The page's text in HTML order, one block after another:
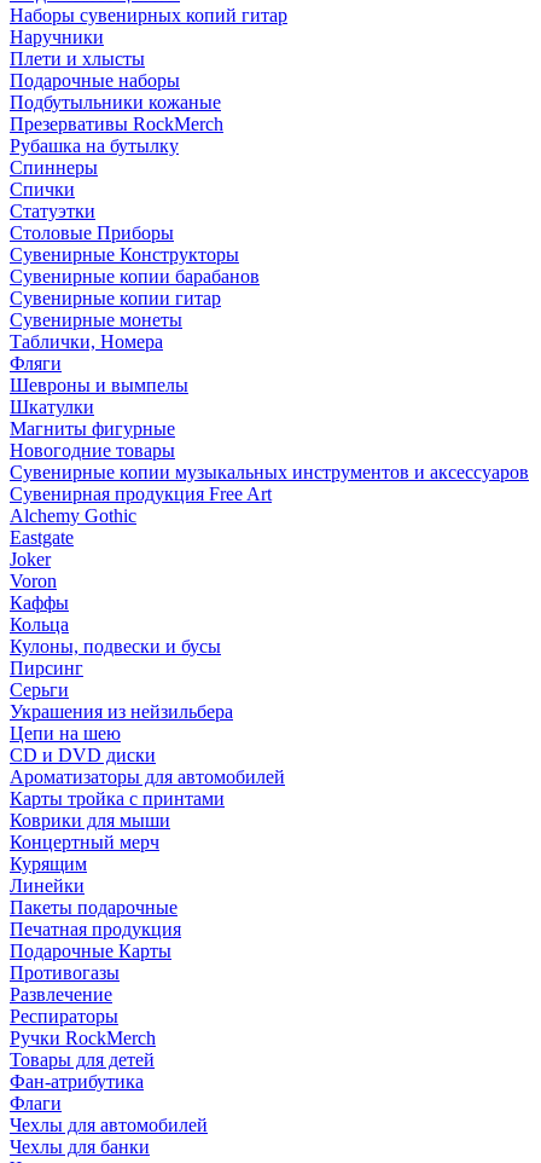
Наборы сувенирных копий гитар
Наручники
Плети и хлысты
Подарочные наборы
Подбутыльники кожаные
Презервативы RockMerch
Рубашка на бутылку
Спиннеры
Спички
Статуэтки
Столовые Приборы
Сувенирные Конструкторы
Сувенирные копии барабанов
Сувенирные копии гитар
Сувенирные монеты
Таблички, Номера
Фляги
Шевроны и вымпелы
Шкатулки
Магниты фигурные
Новогодние товары
Сувенирные копии музыкальных инструментов и аксессуаров
Сувенирная продукция Free Art
Alchemy Gothic
Eastgate
Joker
Voron
Каффы
Кольца
Кулоны, подвески и бусы
Пирсинг
Серьги
Украшения из нейзильбера
Цепи на шею
CD и DVD диски
Ароматизаторы для автомобилей
Карты тройка с принтами
Коврики для мыши
Концертный мерч
Курящим
Линейки
Пакеты подарочные
Печатная продукция
Подарочные Карты
Противогазы
Развлечение
Респираторы
Ручки RockMerch
Товары для детей
Фан-атрибутика
Флаги
Чехлы для автомобилей
Чехлы для банки